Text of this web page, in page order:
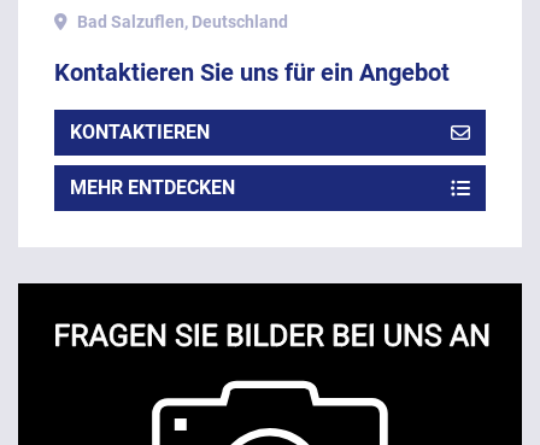
Bad Salzuflen, Deutschland
Kontaktieren Sie uns für ein Angebot
KONTAKTIEREN
MEHR ENTDECKEN